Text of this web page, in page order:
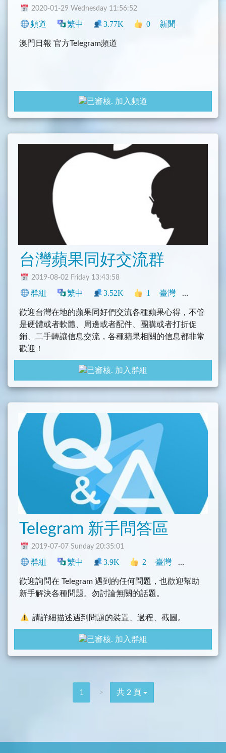
2020-01-29 Wednesday 11:56:52
頻道 繁中 3.77K 0 新聞
澳門日報 官方Telegram頻道
加入頻道
台灣蘋果同好交流群
2019-08-02 Friday 13:43:58
群組 繁中 3.52K 1 臺灣 社群
歡迎台灣在地的蘋果同好們交流各種蘋果心得，不管
是硬體或者軟體、周邊或者配件、團購或者打折促
銷、二手轉讓信息交流，各種蘋果相關的信息都非常
歡迎！
—————————————————————
本群以台灣在地蘋果使用者為主，請大家共同維護良
好交流環境
友！
並請勿討論明顯非法或盜版軟體，違反者將會禁言，
情節嚴重將踢出群組～謝謝大家配合！
加入群組
Telegram 新手問答區
2019-07-07 Sunday 20:35:01
群組 繁中 3.9K 2 臺灣 Telegram
歡迎詢問在 Telegram 遇到的任何問題，也歡迎幫助
新手解決各種問題。勿討論無關的話題。
請詳細描述遇到問題的裝置、過程、截圖。
原則上歡迎任何人，但限定只能使用「正體中
文」。
者則考慮禁言處分。
加入群組
1 > 共 2 頁